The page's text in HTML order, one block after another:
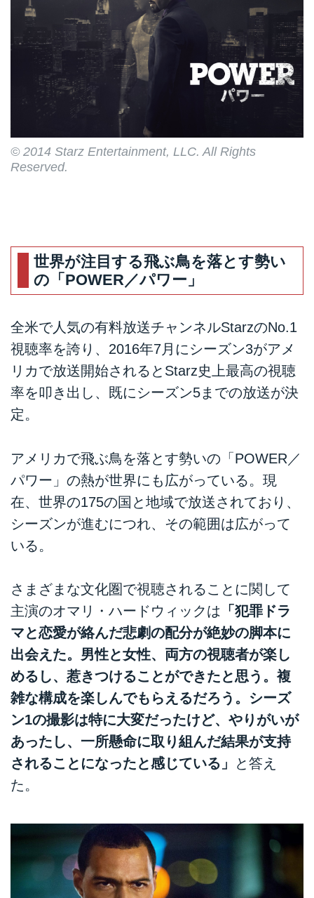
© 2014 Starz Entertainment, LLC. All Rights
Reserved.
世界が注目する飛ぶ鳥を落とす勢い
の「POWER／パワー」
全米で人気の有料放送チャンネルStarzのNo.1
視聴率を誇り、2016年7月にシーズン3がアメ
リカで放送開始されるとStarz史上最高の視聴
率を叩き出し、既にシーズン5までの放送が決
定。
アメリカで飛ぶ鳥を落とす勢いの「POWER／
パワー」の熱が世界にも広がっている。現
在、世界の175の国と地域で放送されており、
シーズンが進むにつれ、その範囲は広がって
いる。
さまざまな文化圏で視聴されることに関して
主演のオマリ・ハードウィックは 「犯罪ドラ
マと恋愛が絡んだ悲劇の配分が絶妙の脚本に
出会えた。男性と女性、両方の視聴者が楽し
めるし、惹きつけることができたと思う。複
雑な構成を楽しんでもらえるだろう。シーズ
ン1の撮影は特に大変だったけど、やりがいが
あったし、一所懸命に取り組んだ結果が支持
されることになったと感じている」
と答え
た。